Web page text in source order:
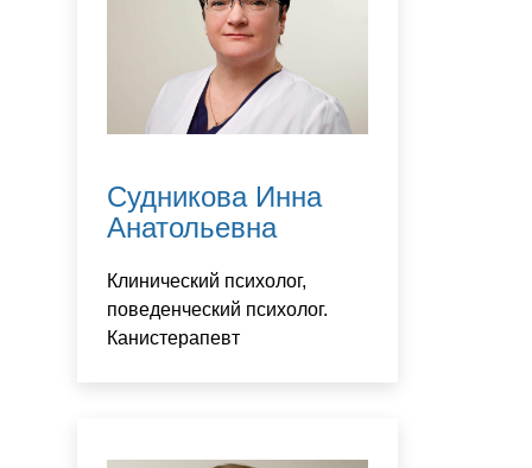
Судникова Инна
Анатольевна
Клинический психолог,
поведенческий психолог.
Канистерапевт